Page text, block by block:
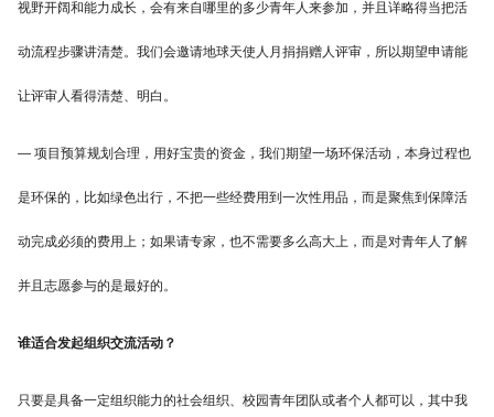
视野开阔和能力成长，会有来自哪里的多少青年人来参加，并且详略得当把活
动流程步骤讲清楚。我们会邀请地球天使人月捐捐赠人评审，所以期望申请能
让评审人看得清楚、明白。
— 项目预算规划合理，用好宝贵的资金，我们期望一场环保活动，本身过程也
是环保的，比如绿色出行，不把一些经费用到一次性用品，而是聚焦到保障活
动完成必须的费用上；如果请专家，也不需要多么高大上，而是对青年人了解
并且志愿参与的是最好的。
谁适合发起组织交流活动？
只要是具备一定组织能力的社会组织、校园青年团队或者个人都可以，其中我